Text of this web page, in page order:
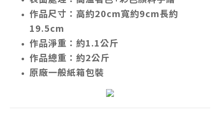
作品尺寸：高約20cm寬約9cm長約
19.5cm
作品淨重：約1.1公斤
作品總重：約2公斤
原廠一般紙箱包裝